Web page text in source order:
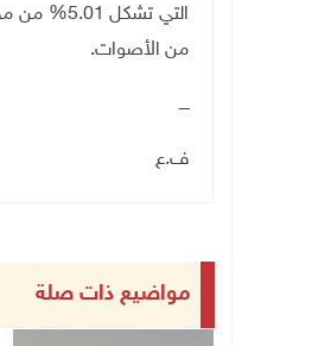
من الأصوات.
ــــ
ف.ع
مواضيع ذات صلة